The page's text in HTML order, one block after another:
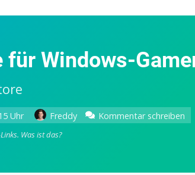
für Windows-
Uhr Freddy Kommentar schreiben
Was ist das?